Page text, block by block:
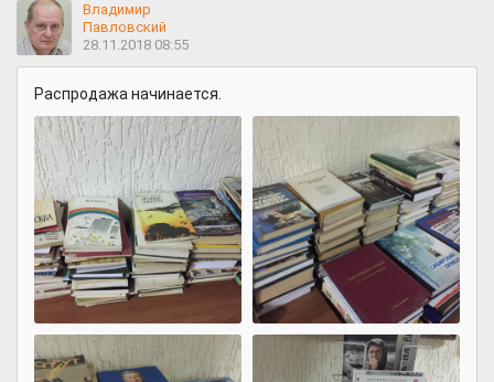
Владимир
Павловский
28.11.2018 08:55
Распродажа начинается.